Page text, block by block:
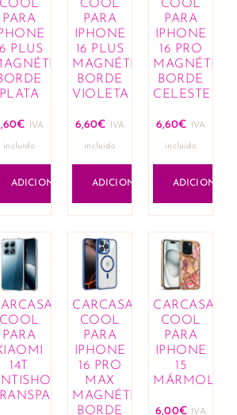
COOL
PARA
PLUS
PLATA
€ IVA
incluido
ADICIONAR
COOL
PARA
IPHONE
16 PLUS
MAGNÉTICA
BORDE
VIOLETA
6,60€ IVA
incluido
ADICIONAR
COOL
PARA
IPHONE
16 PRO
MAGNÉTICA
BORDE
CELESTE
6,60€ IVA
incluido
ADICIONAR
COOL
PARA
14T
CARCASA
COOL
PARA
IPHONE
16 PRO
MAX
MAGNÉTICA
BORDE
CARCASA
COOL
PARA
IPHONE
15
MÁRMOL
6,00€ IVA